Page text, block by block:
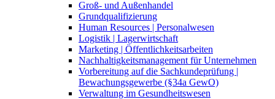
Groß- und Außenhandel
Grundqualifizierung
Human Resources | Personalwesen
Logistik | Lagerwirtschaft
Marketing | Öffentlichkeitsarbeiten
Nachhaltigkeitsmanagement für Unternehmen
Vorbereitung auf die Sachkundeprüfung |
Bewachungsgewerbe (§34a GewO)
Verwaltung im Gesundheitswesen